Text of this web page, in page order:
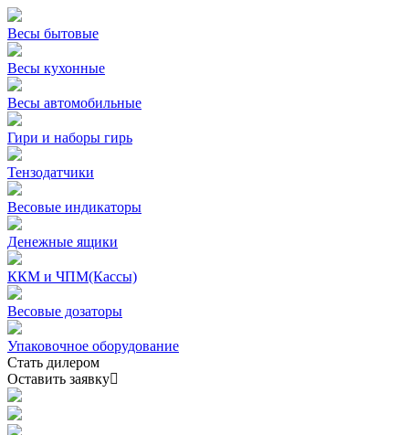
Весы бытовые
Весы кухонные
Весы автомобильные
Гири и наборы гирь
Тензодатчики
Весовые индикаторы
Денежные ящики
ККМ и ЧПМ(Кассы)
Весовые дозаторы
Упаковочное оборудование
Стать дилером
Оставить заявку